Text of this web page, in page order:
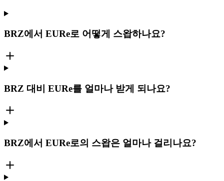
BRZ에서 EURe로 어떻게 스왑하나요?
BRZ 대비 EURe를 얼마나 받게 되나요?
BRZ에서 EURe로의 스왑은 얼마나 걸리나요?